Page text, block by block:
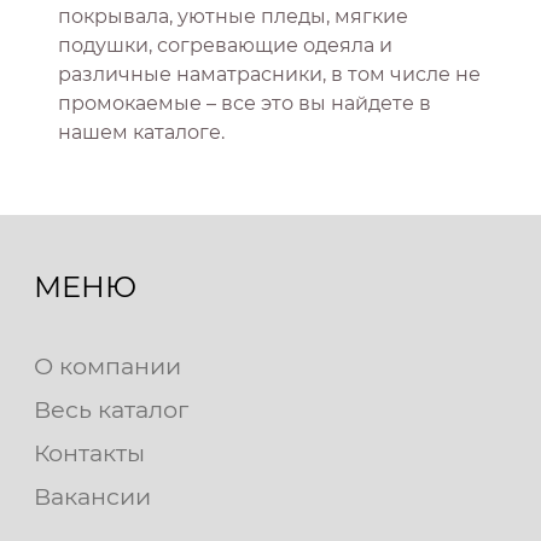
покрывала, уютные пледы, мягкие
подушки, согревающие одеяла и
различные наматрасники, в том числе не
промокаемые – все это вы найдете в
нашем каталоге.
МЕНЮ
О компании
Весь каталог
Контакты
Вакансии